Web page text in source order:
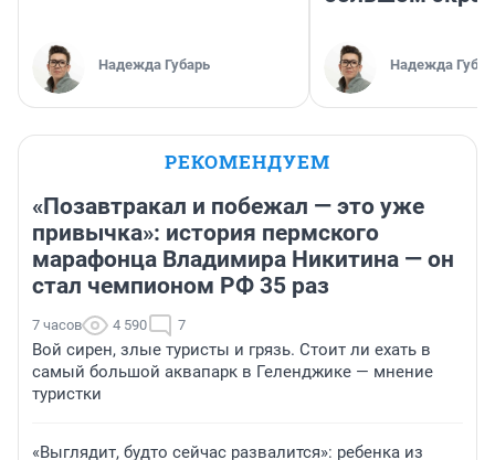
Надежда Губарь Надежда
РЕКОМЕНДУЕМ
«Позавтракал и побежал — это уже
привычка»: история пермского
марафонца Владимира Никитина — он
стал чемпионом РФ 35 раз
7 часов 4 590 7
Вой сирен, злые туристы и грязь. Стоит ли ехать в
самый большой аквапарк в Геленджике — мнение
туристки
«Выглядит, будто сейчас развалится»: ребенка из